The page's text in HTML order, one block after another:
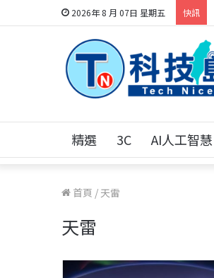
2026年 8 月 07日 星期五 快訊
精選 3C AI人工智慧
首頁 / 天雷
天雷